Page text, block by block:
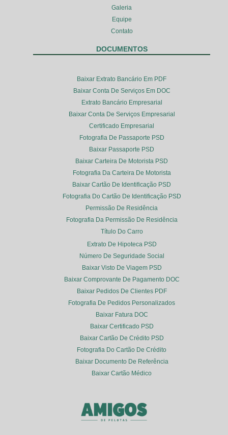
Galeria
Equipe
Contato
DOCUMENTOS
Baixar Extrato Bancário Em PDF
Baixar Conta De Serviços Em DOC
Extrato Bancário Empresarial
Baixar Conta De Serviços Empresarial
Certificado Empresarial
Fotografia De Passaporte PSD
Baixar Passaporte PSD
Baixar Carteira De Motorista PSD
Fotografia Da Carteira De Motorista
Baixar Cartão De Identificação PSD
Fotografia Do Cartão De Identificação PSD
Permissão De Residência
Fotografia Da Permissão De Residência
Título Do Carro
Extrato De Hipoteca PSD
Número De Seguridade Social
Baixar Visto De Viagem PSD
Baixar Comprovante De Pagamento DOC
Baixar Pedidos De Clientes PDF
Fotografia De Pedidos Personalizados
Baixar Fatura DOC
Baixar Certificado PSD
Baixar Cartão De Crédito PSD
Fotografia Do Cartão De Crédito
Baixar Documento De Referência
Baixar Cartão Médico